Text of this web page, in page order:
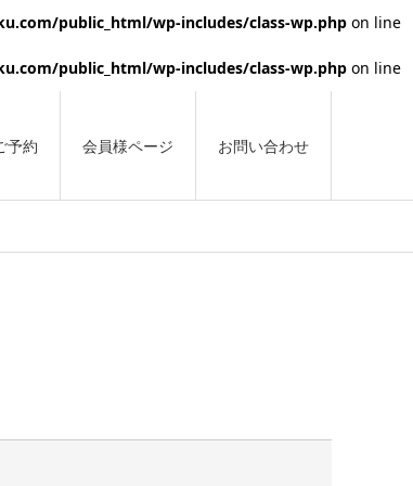
public_html/wp-includes/class-wp.php on line
public_html/wp-includes/class-wp.php on line
予約 会員様ページ お問い合わせ